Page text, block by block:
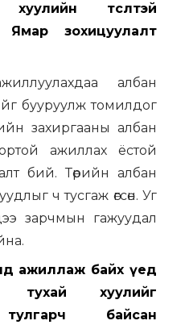
төсөлтэй
Ямар зохицуулалт
албан
бууруулж томилдог
захиргааны албан
ажиллах ёстой
бий. Төрийн албан
ч тусгаж өгсөн. Уг
зарчмын гажуудал
ажиллаж байх үед
тухай хуулийг
тулгарч байсан